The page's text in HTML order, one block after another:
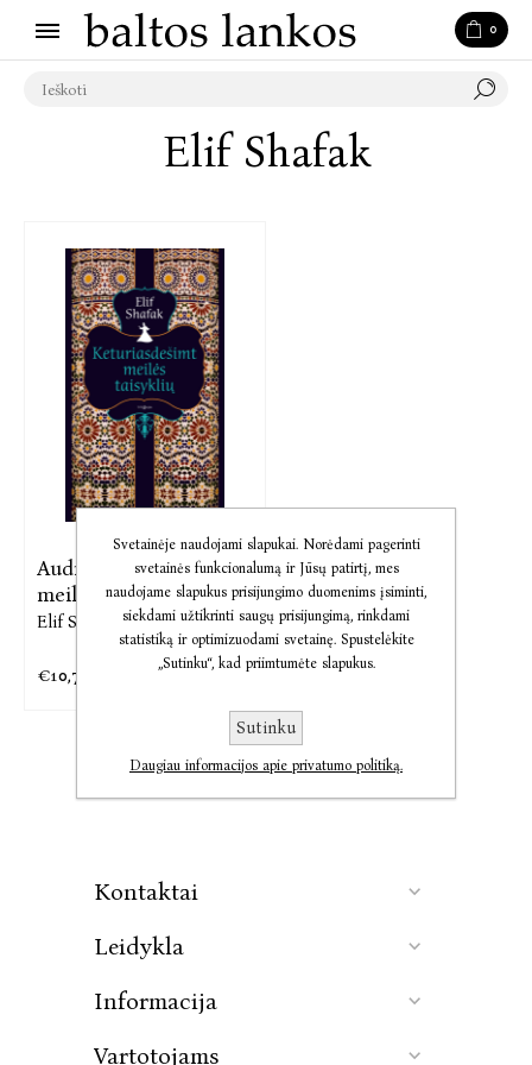
0
Elif Shafak
Audio Keturiasdešimt
meilės ...
Elif Shafak
€10,78
Kontaktai
Leidykla
Informacija
Vartotojams
Svetainėje naudojami slapukai. Norėdami pagerinti
svetainės funkcionalumą ir Jūsų patirtį, mes
naudojame slapukus prisijungimo duomenims įsiminti,
siekdami užtikrinti saugų prisijungimą, rinkdami
statistiką ir optimizuodami svetainę. Spustelėkite
„Sutinku“, kad priimtumėte slapukus.
Sutinku
Daugiau informacijos apie privatumo politiką.